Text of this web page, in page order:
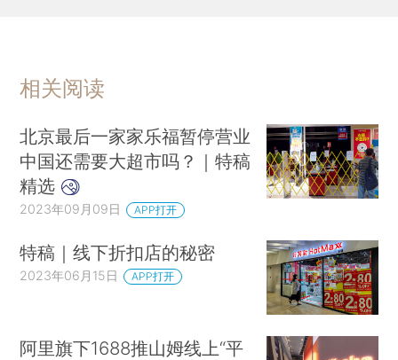
相关阅读
北京最后一家家乐福暂停营业
中国还需要大超市吗？｜特稿
精选
2023年09月09日 APP打开
特稿｜线下折扣店的秘密
2023年06月15日 APP打开
阿里旗下1688推山姆线上“平